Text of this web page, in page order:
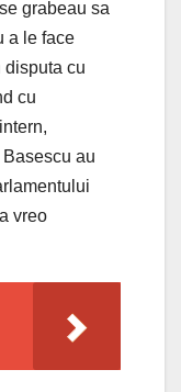
grabeau sa
a le face
cu
cu
au
vreo